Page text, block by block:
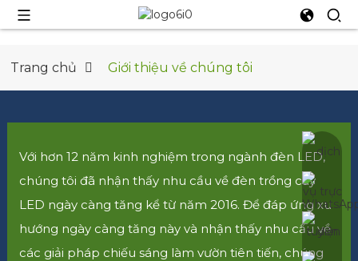
Trang chủ Giới thiệu về chúng tôi
Với hơn 12 năm kinh nghiệm trong ngành đèn LED,
chúng tôi đã nhận thấy nhu cầu về đèn trồng cây
LED ngày càng tăng kể từ năm 2016. Để đáp ứng xu
hướng ngày càng tăng này và nhận thấy nhu cầu về
các giải pháp chiếu sáng làm vườn tiên tiến, chúng